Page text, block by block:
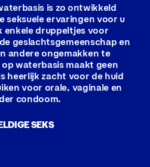
is zo ontwikkeld
seksuele ervaringen voor u
enkele druppeltjes voor
geslachtsgemeenschap en
andere ongemakken te
waterbasis maakt geen
heerlijk zacht voor de huid
voor orale, vaginale en
condoom.
SEKS